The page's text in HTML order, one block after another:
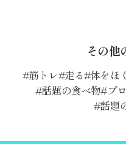
その他
筋トレ 走る 体をほ
話題の食べ物 プ
話題